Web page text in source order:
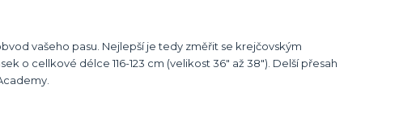
vašeho pasu. Nejlepší je tedy změřit se krejčovským
o cellkové délce 116-123 cm (velikost 36" až 38"). Delší přesah